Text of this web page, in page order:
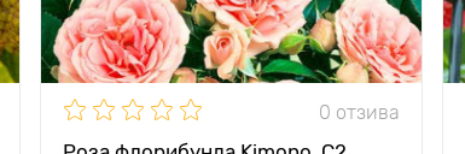
0 отзива